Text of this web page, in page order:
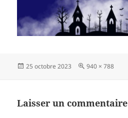
Publié
25 octobre 2023
Taille
940 × 788
Laisser un commentaire